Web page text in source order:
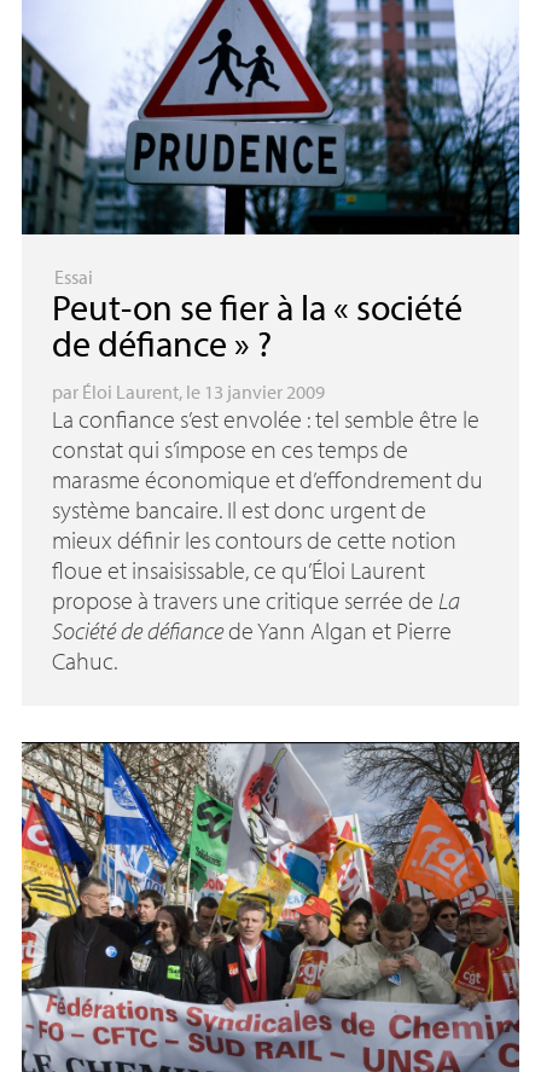
Essai
Peut-on se fier à la « société
de défiance » ?
par Éloi Laurent, le 13 janvier 2009
La confiance s’est envolée : tel semble être le
constat qui s’impose en ces temps de
marasme économique et d’effondrement du
système bancaire. Il est donc urgent de
mieux définir les contours de cette notion
floue et insaisissable, ce qu’Éloi Laurent
propose à travers une critique serrée de La
Société de défiancede Yann Algan et Pierre
Cahuc.